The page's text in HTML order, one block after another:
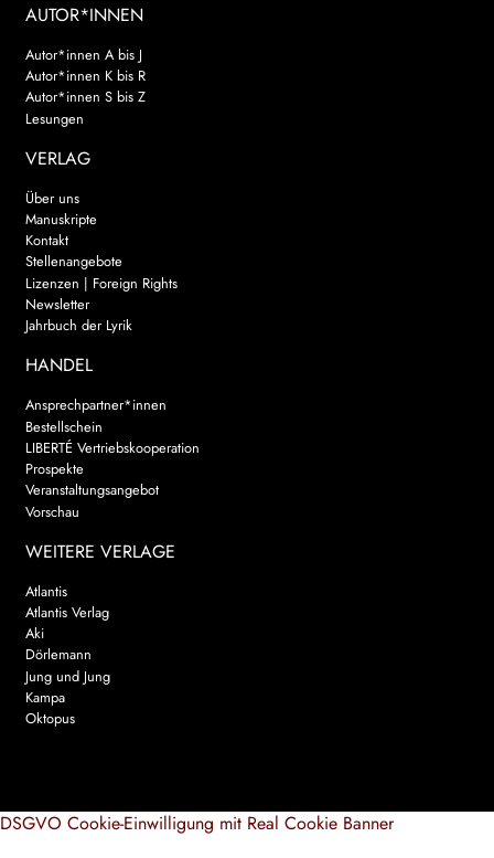
AUTOR*INNEN
Autor*innen A bis J
Autor*innen K bis R
Autor*innen S bis Z
Lesungen
VERLAG
Über uns
Manuskripte
Kontakt
Stellenangebote
Lizenzen | Foreign Rights
Newsletter
Jahrbuch der Lyrik
HANDEL
Ansprechpartner*innen
Bestellschein
LIBERTÉ Vertriebskooperation
Prospekte
Veranstaltungsangebot
Vorschau
WEITERE VERLAGE
Atlantis
Atlantis Verlag
Aki
Dörlemann
Jung und Jung
Kampa
Oktopus
DSGVO Cookie-Einwilligung mit Real Cookie Banner